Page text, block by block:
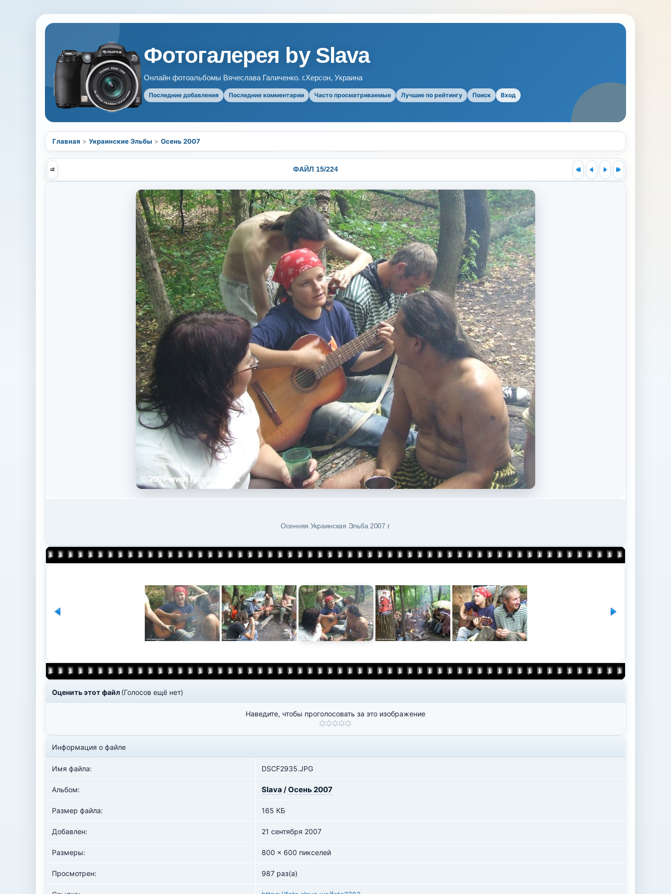
Фотогалерея by Slava
Онлайн фотоальбомы Вячеслава Галиченко. г.Херсон, Украина
Последние добавления Последние комментарии Часто просматриваемые Лучшие по рейтингу Поиск Вход
Главная > Украинские Эльбы > Осень 2007
ФАЙЛ 15/224
Осенняя Украинская Эльба 2007 г.
Оценить этот файл (Голосов ещё нет)
Наведите, чтобы проголосовать за это изображение
Информация о файле
Имя файла: DSCF2935.JPG
Альбом: Slava /Осень 2007
Размер файла: 165 КБ
Добавлен: 21 сентября 2007
Размеры: 800 x 600 пикселей
Просмотрен: 987 раз(а)